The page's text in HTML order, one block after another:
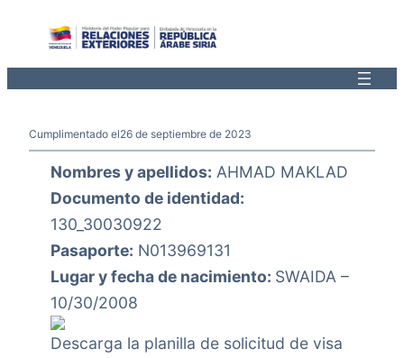
Cumplimentado el26 de septiembre de 2023
Nombres y apellidos: AHMAD MAKLAD
Documento de identidad:
130_30030922
Pasaporte: N013969131
Lugar y fecha de nacimiento: SWAIDA –
10/30/2008
Descarga la planilla de solicitud de visa